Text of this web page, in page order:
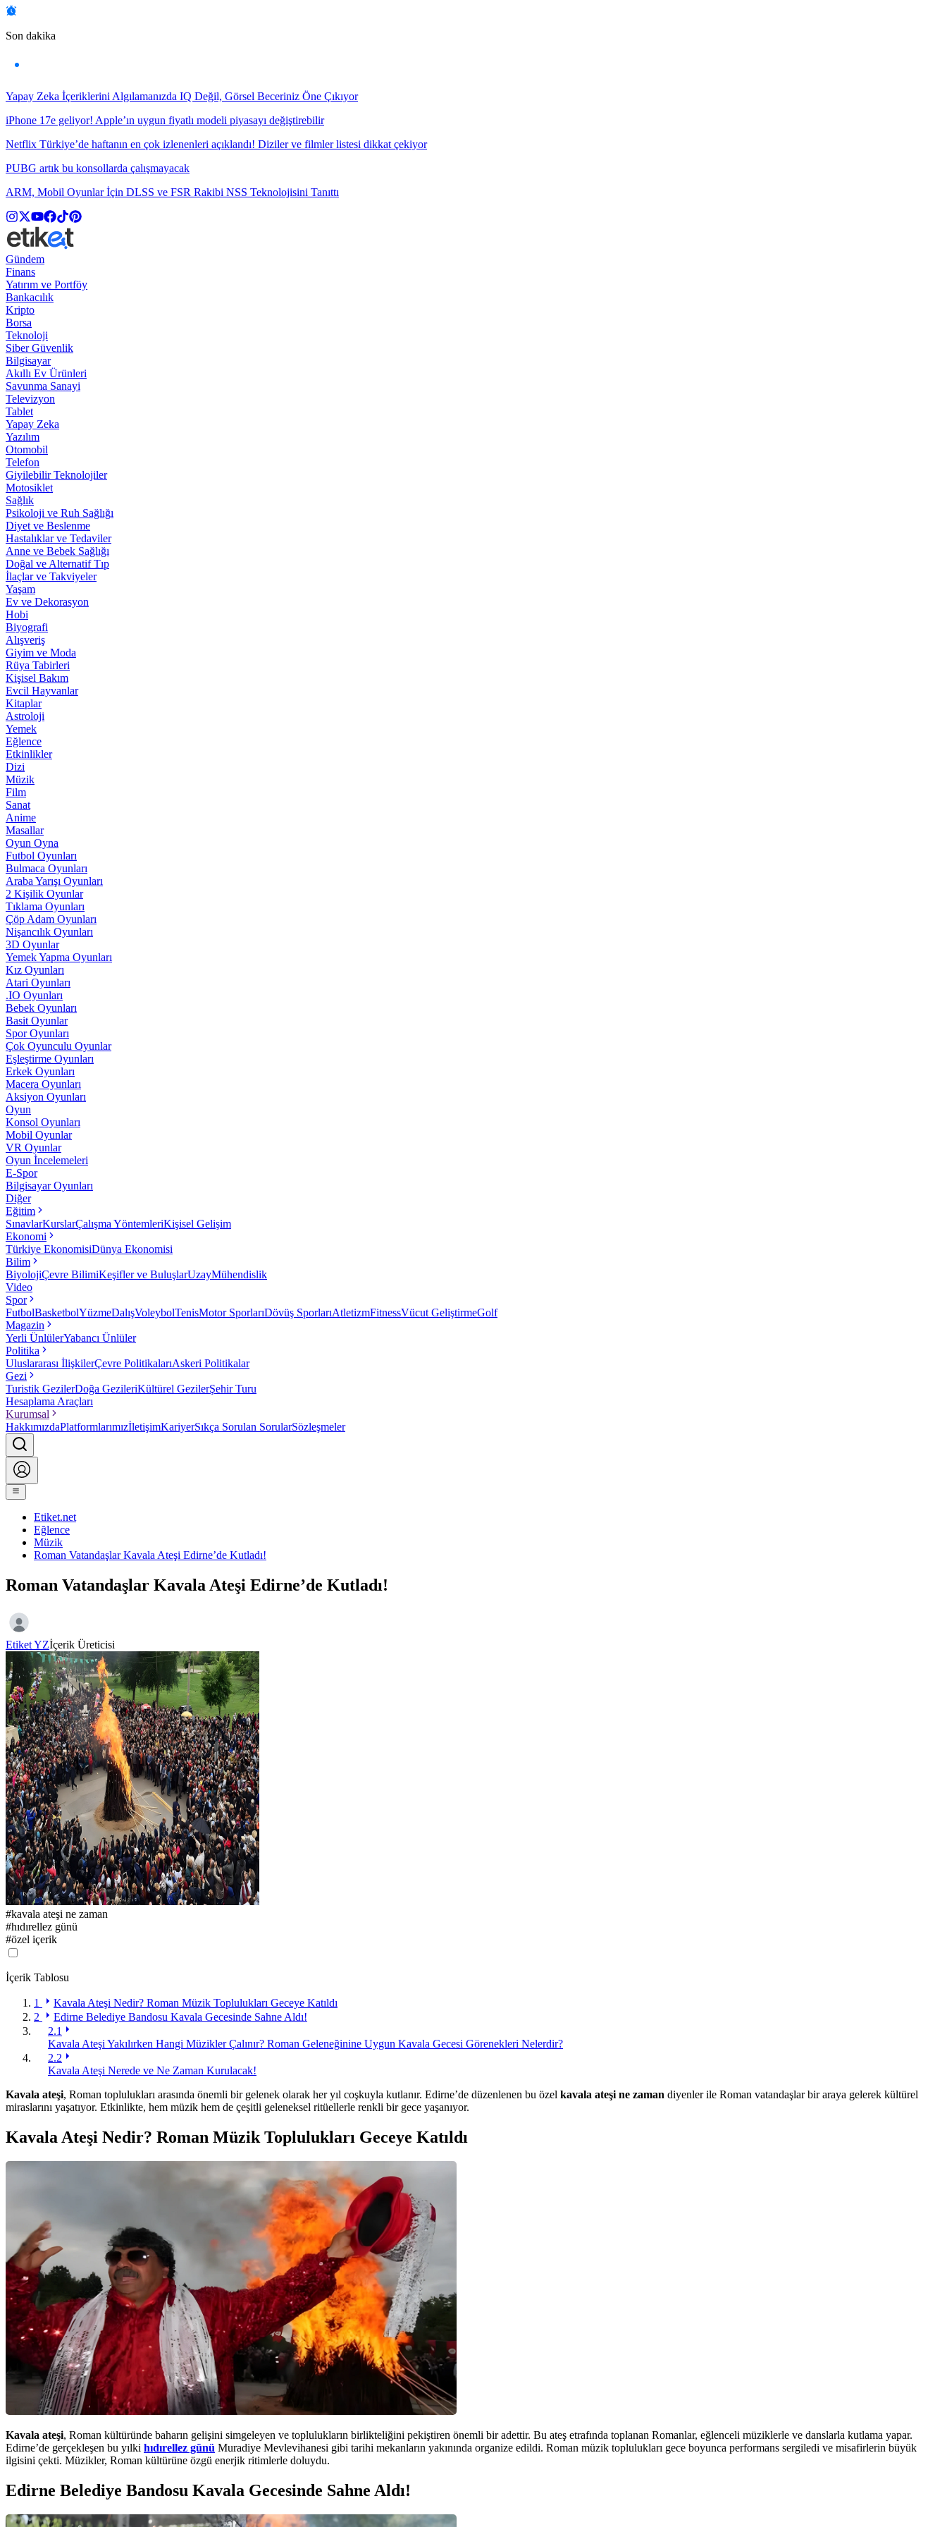
Son dakika
Yapay Zeka İçeriklerini Algılamanızda IQ Değil, Görsel Beceriniz Öne Çıkıyor
iPhone 17e geliyor! Apple’ın uygun fiyatlı modeli piyasayı değiştirebilir
Netflix Türkiye’de haftanın en çok izlenenleri açıklandı! Diziler ve filmler listesi dikkat çekiyor
PUBG artık bu konsollarda çalışmayacak
ARM, Mobil Oyunlar İçin DLSS ve FSR Rakibi NSS Teknolojisini Tanıttı
Gündem
Finans
Yatırım ve Portföy
Bankacılık
Kripto
Borsa
Teknoloji
Siber Güvenlik
Bilgisayar
Akıllı Ev Ürünleri
Savunma Sanayi
Televizyon
Tablet
Yapay Zeka
Yazılım
Otomobil
Telefon
Giyilebilir Teknolojiler
Motosiklet
Sağlık
Psikoloji ve Ruh Sağlığı
Diyet ve Beslenme
Hastalıklar ve Tedaviler
Anne ve Bebek Sağlığı
Doğal ve Alternatif Tıp
İlaçlar ve Takviyeler
Yaşam
Ev ve Dekorasyon
Hobi
Biyografi
Alışveriş
Giyim ve Moda
Rüya Tabirleri
Kişisel Bakım
Evcil Hayvanlar
Kitaplar
Astroloji
Yemek
Eğlence
Etkinlikler
Dizi
Müzik
Film
Sanat
Anime
Masallar
Oyun Oyna
Futbol Oyunları
Bulmaca Oyunları
Araba Yarışı Oyunları
2 Kişilik Oyunlar
Tıklama Oyunları
Çöp Adam Oyunları
Nişancılık Oyunları
3D Oyunlar
Yemek Yapma Oyunları
Kız Oyunları
Atari Oyunları
.IO Oyunları
Bebek Oyunları
Basit Oyunlar
Spor Oyunları
Çok Oyunculu Oyunlar
Eşleştirme Oyunları
Erkek Oyunları
Macera Oyunları
Aksiyon Oyunları
Oyun
Konsol Oyunları
Mobil Oyunlar
VR Oyunlar
Oyun İncelemeleri
E-Spor
Bilgisayar Oyunları
Diğer
Eğitim
SınavlarKurslarÇalışma YöntemleriKişisel Gelişim
Ekonomi
Türkiye EkonomisiDünya Ekonomisi
Bilim
BiyolojiÇevre BilimiKeşifler ve BuluşlarUzayMühendislik
Video
Spor
FutbolBasketbolYüzmeDalışVoleybolTenisMotor SporlarıDövüş SporlarıAtletizmFitnessVücut GeliştirmeGolf
Magazin
Yerli ÜnlülerYabancı Ünlüler
Politika
Uluslararası İlişkilerÇevre PolitikalarıAskeri Politikalar
Gezi
Turistik GezilerDoğa GezileriKültürel GezilerŞehir Turu
Hesaplama Araçları
Kurumsal
HakkımızdaPlatformlarımızİletişimKariyerSıkça Sorulan SorularSözleşmeler
Etiket.net
Eğlence
Müzik
Roman Vatandaşlar Kavala Ateşi Edirne’de Kutladı!
Roman Vatandaşlar Kavala Ateşi Edirne’de Kutladı!
Etiket YZİçerik Üreticisi
#kavala ateşi ne zaman
#hıdırellez günü
#özel içerik
İçerik Tablosu
1
Kavala Ateşi Nedir? Roman Müzik Toplulukları Geceye Katıldı
2
Edirne Belediye Bandosu Kavala Gecesinde Sahne Aldı!
2.1
Kavala Ateşi Yakılırken Hangi Müzikler Çalınır? Roman Geleneğinine Uygun Kavala Gecesi Görenekleri Nelerdir?
2.2
Kavala Ateşi Nerede ve Ne Zaman Kurulacak!
Kavala ateşi, Roman toplulukları arasında önemli bir gelenek olarak her yıl coşkuyla kutlanır. Edirne’de düzenlenen bu özel kavala ateşi ne zaman diyenler ile Roman vatandaşlar bir araya gelerek kültürel
miraslarını yaşatıyor. Etkinlikte, hem müzik hem de çeşitli geleneksel ritüellerle renkli bir gece yaşanıyor.
Kavala Ateşi Nedir? Roman Müzik Toplulukları Geceye Katıldı
Kavala ateşi, Roman kültüründe baharın gelişini simgeleyen ve toplulukların birlikteliğini pekiştiren önemli bir adettir. Bu ateş etrafında toplanan Romanlar, eğlenceli müziklerle ve danslarla kutlama yapar.
Edirne’de gerçekleşen bu yılki hıdırellez günü Muradiye Mevlevihanesi gibi tarihi mekanların yakınında organize edildi. Roman müzik toplulukları gece boyunca performans sergiledi ve misafirlerin büyük
ilgisini çekti. Müzikler, Roman kültürüne özgü enerjik ritimlerle doluydu.
Edirne Belediye Bandosu Kavala Gecesinde Sahne Aldı!